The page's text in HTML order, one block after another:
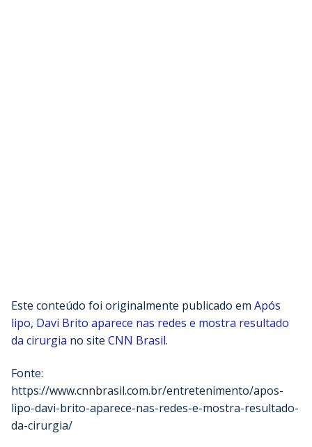
Este conteúdo foi originalmente publicado em Após
lipo, Davi Brito aparece nas redes e mostra resultado
da cirurgia no site CNN Brasil.
Fonte:
https://www.cnnbrasil.com.br/entretenimento/apos-
lipo-davi-brito-aparece-nas-redes-e-mostra-resultado-
da-cirurgia/